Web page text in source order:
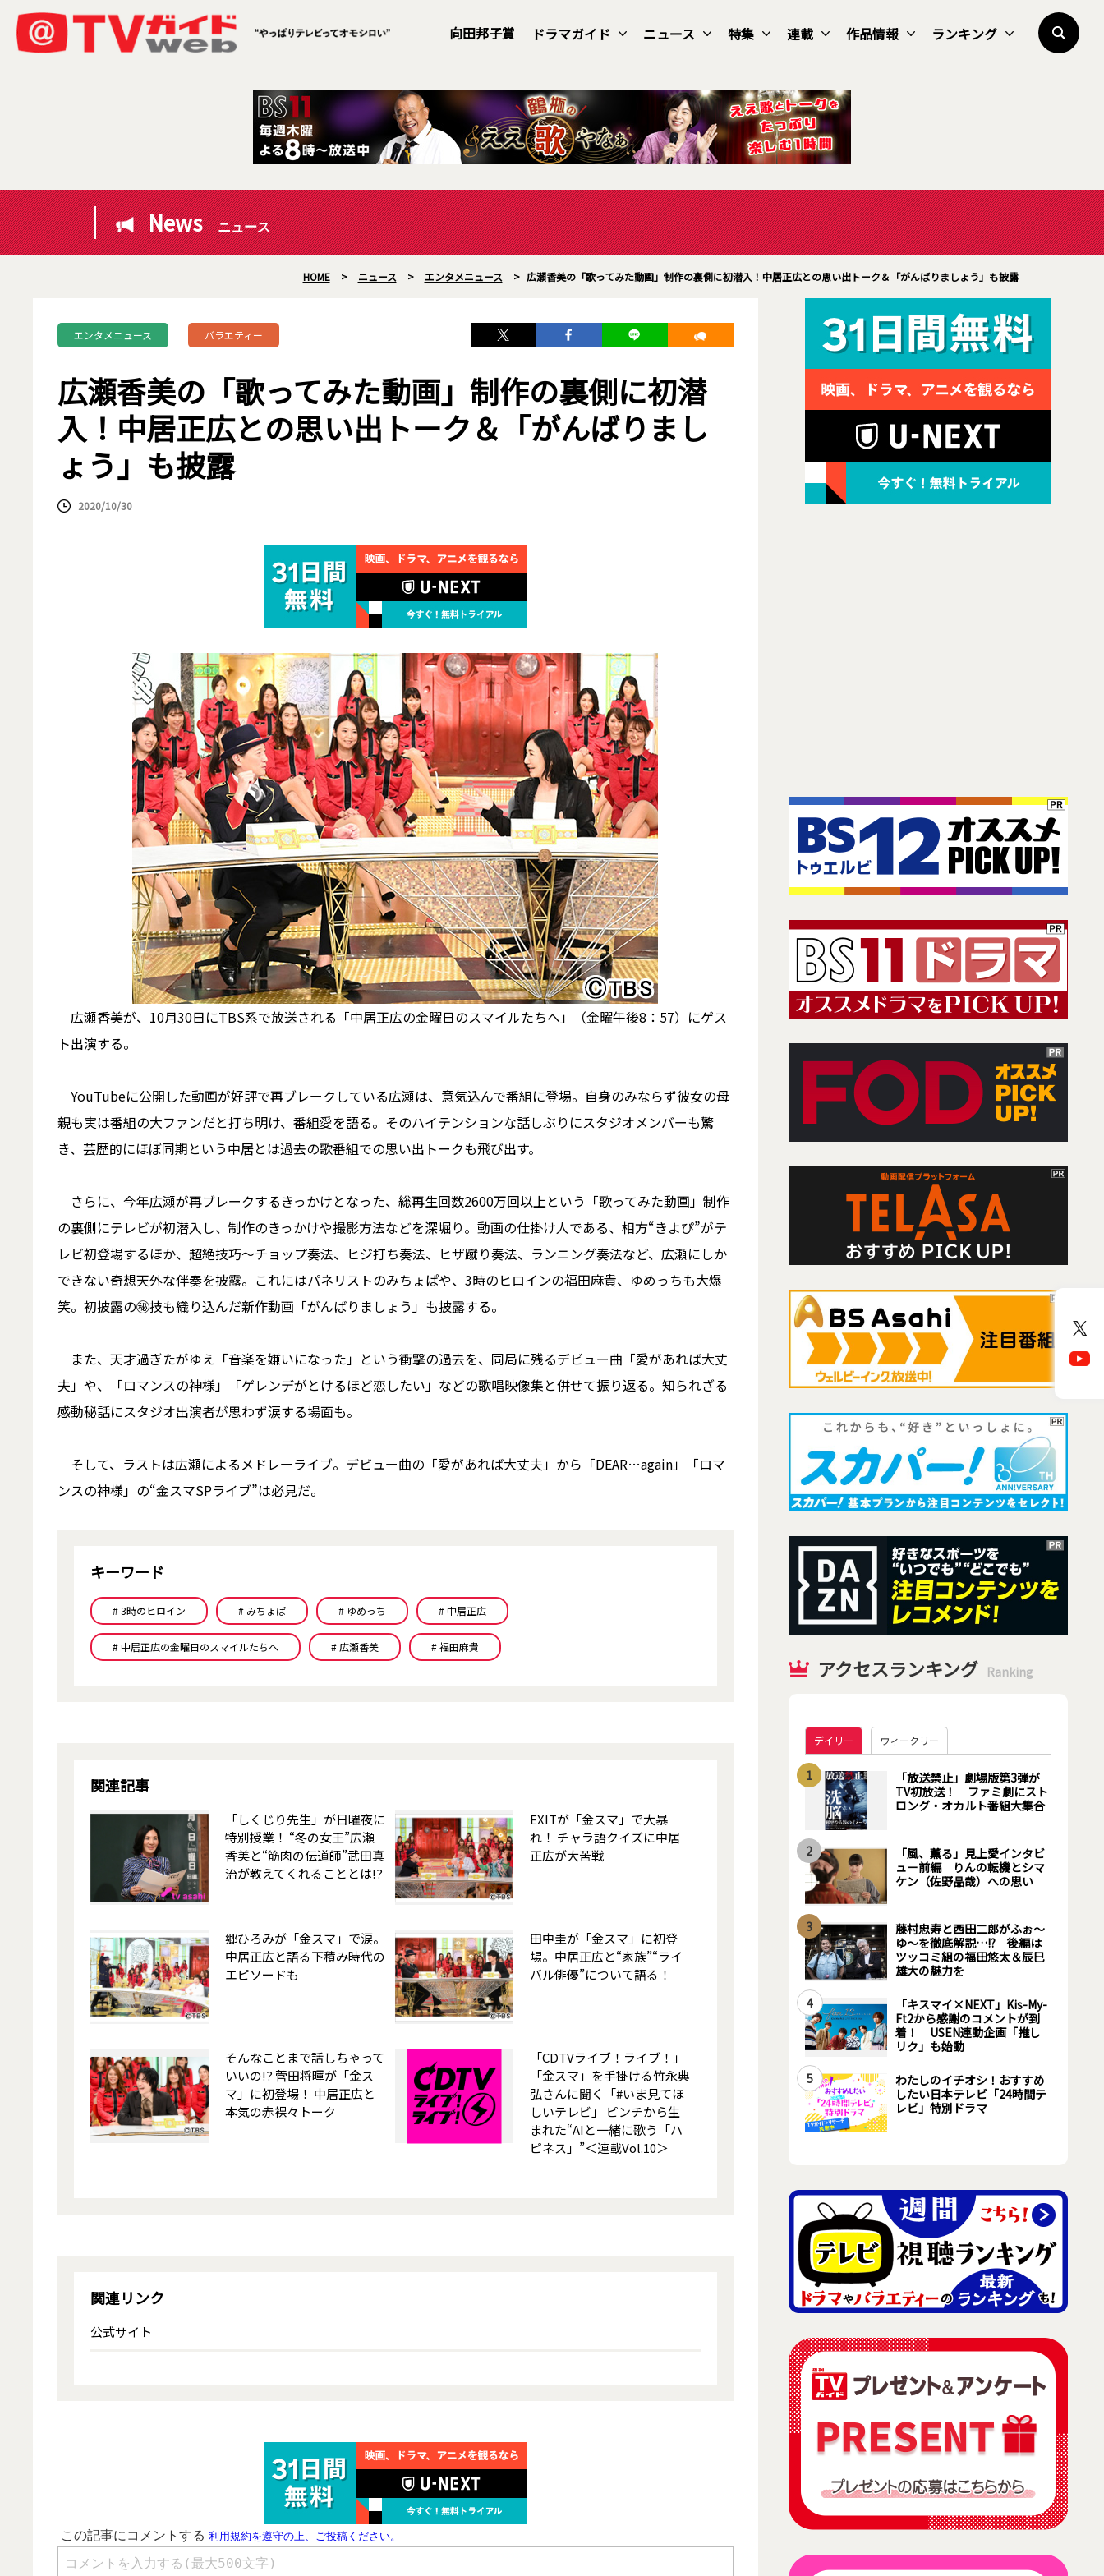
向田邦子賞 ドラマガイド ニュース 特集 連載 作品情報 ランキング
News ニュース
HOME > ニュース > エンタメニュース > 広瀬香美の「歌ってみた動画」制作の裏側に初潜入！中居正広との思い出トーク＆「がんばりましょう」も披露
エンタメニュース バラエティー
広瀬香美の「歌ってみた動画」制作の裏側に初潜
入！中居正広との思い出トーク＆「がんばりまし
ょう」も披露
2020/10/30
広瀬香美が、10月30日にTBS系で放送される「中居正広の金曜日のスマイルたちへ」（金曜午後8：57）にゲス
ト出演する。
YouTubeに公開した動画が好評で再ブレークしている広瀬は、意気込んで番組に登場。自身のみならず彼女の母
親も実は番組の大ファンだと打ち明け、番組愛を語る。そのハイテンションな話しぶりにスタジオメンバーも驚
き、芸歴的にほぼ同期という中居とは過去の歌番組での思い出トークも飛び出す。
さらに、今年広瀬が再ブレークするきっかけとなった、総再生回数2600万回以上という「歌ってみた動画」制作
の裏側にテレビが初潜入し、制作のきっかけや撮影方法などを深堀り。動画の仕掛け人である、相方“きよぴ”がテ
レビ初登場するほか、超絶技巧〜チョップ奏法、ヒジ打ち奏法、ヒザ蹴り奏法、ランニング奏法など、広瀬にしか
できない奇想天外な伴奏を披露。これにはパネリストのみちょぱや、3時のヒロインの福田麻貴、ゆめっちも大爆
笑。初披露の㊙︎技も織り込んだ新作動画「がんばりましょう」も披露する。
また、天才過ぎたがゆえ「音楽を嫌いになった」という衝撃の過去を、同局に残るデビュー曲「愛があれば大丈
夫」や、「ロマンスの神様」「ゲレンデがとけるほど恋したい」などの歌唱映像集と併せて振り返る。知られざる
感動秘話にスタジオ出演者が思わず涙する場面も。
そして、ラストは広瀬によるメドレーライブ。デビュー曲の「愛があれば大丈夫」から「DEAR…again」「ロマ
ンスの神様」の“金スマSPライブ”は必見だ。
キーワード
# 3時のヒロイン # みちょぱ # ゆめっち # 中居正広
# 中居正広の金曜日のスマイルたちへ # 広瀬香美 # 福田麻貴
関連記事
「しくじり先生」が日曜夜に
特別授業！ “冬の女王”広瀬
香美と“筋肉の伝道師”武田真
治が教えてくれることとは!?
EXITが「金スマ」で大暴
れ！ チャラ語クイズに中居
正広が大苦戦
郷ひろみが「金スマ」で涙。
中居正広と語る下積み時代の
エピソードも
田中圭が「金スマ」に初登
場。中居正広と“家族”“ライ
バル俳優”について語る！
そんなことまで話しちゃって
いいの!? 菅田将暉が「金ス
マ」に初登場！ 中居正広と
本気の赤裸々トーク
「CDTVライブ！ライブ！」
「金スマ」を手掛ける竹永典
弘さんに聞く「#いま見てほ
しいテレビ」 ピンチから生
まれた“AIと一緒に歌う「ハ
ピネス」”＜連載Vol.10＞
関連リンク
公式サイト
アクセスランキング Ranking
デイリー ウィークリー
1
「放送禁止」劇場版第3弾が
TV初放送！ ファミ劇にスト
ロング・オカルト番組大集合
2
「風、薫る」見上愛インタビ
ュー前編 りんの転機とシマ
ケン（佐野晶哉）への思い
3
藤村忠寿と西田二郎がふぉ～
ゆ～を徹底解説…!? 後編は
ツッコミ組の福田悠太＆辰巳
雄大の魅力を
4
「キスマイ×NEXT」Kis-My-
Ft2から感謝のコメントが到
着！ USEN連動企画「推し
リク」も始動
5
わたしのイチオシ！おすすめ
したい日本テレビ「24時間テ
レビ」特別ドラマ